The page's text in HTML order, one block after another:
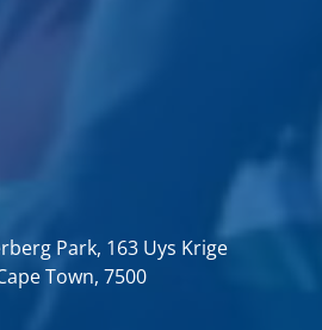
Park, 163 Uys Krige
Town, 7500